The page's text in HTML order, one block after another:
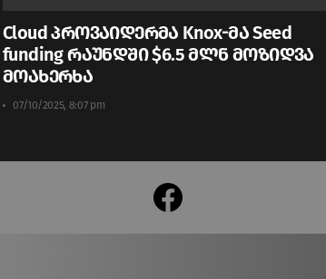
Cloud პროვაიდერმა Knox-მა Seed
funding რაუნდში $6.5 მლნ მოზიდვა
მოახერხა
07/10/2025, 8:07 pm
facebook